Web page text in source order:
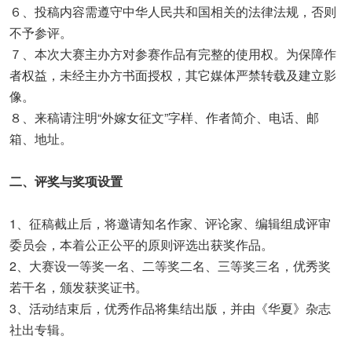
６、投稿内容需遵守中华人民共和国相关的法律法规，否则
不予参评。
７、本次大赛主办方对参赛作品有完整的使用权。为保障作
者权益，未经主办方书面授权，其它媒体严禁转载及建立影
像。
８、来稿请注明“外嫁女征文”字样、作者简介、电话、邮
箱、地址。
二、评奖与奖项设置
1、征稿截止后，将邀请知名作家、评论家、编辑组成评审
委员会，本着公正公平的原则评选出获奖作品。
2、大赛设一等奖一名、二等奖二名、三等奖三名，优秀奖
若干名，颁发获奖证书。
3、活动结束后，优秀作品将集结出版，并由《华夏》杂志
社出专辑。